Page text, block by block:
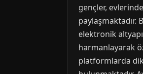
gençler,
paylaşmaktadır.
elektronik
harmanlayarak
platformlarda